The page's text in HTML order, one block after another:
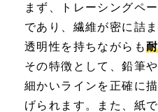
まず、トレーシングペ
であり、繊維が密に詰
透明性を持ちながらも
その特徴として、鉛筆
細かいラインを正確に
げられます。また、紙